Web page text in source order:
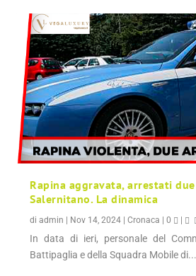
Rapina aggravata, arrestati
Salernitano. La dinamica
diadmin Nov 14, 2024 |Cronaca |0
In data di ieri, personale del
Battipaglia e della Squadra Mobile di...